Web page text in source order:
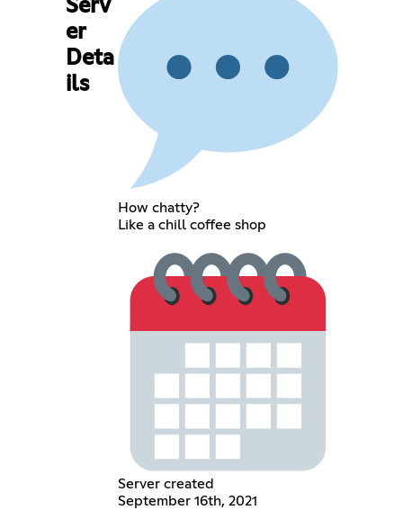
Serv
er
Deta
ils
How chatty?
Like a chill coffee shop
Server created
September 16th, 2021